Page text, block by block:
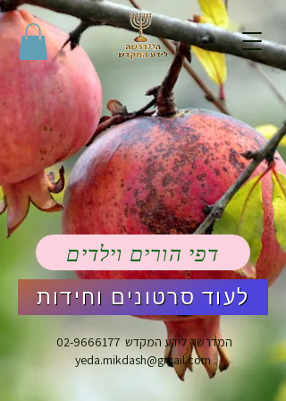
דפי הורים וילדים
לעוד סרטונים וחידות
המדרשה לידע המקדש02-9666177
yeda.mikdash@gmail.com